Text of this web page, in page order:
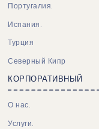
Португалия.
Испания.
Турция
Северный Кипр
КОРПОРАТИВНЫЙ
О нас.
Услуги.